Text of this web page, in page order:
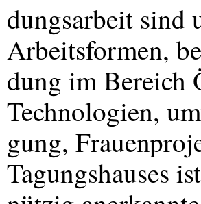
dungsarbeit sind
Arbeitsformen,
dung im Bereich
Technologien,
gung,
Tagungshauses